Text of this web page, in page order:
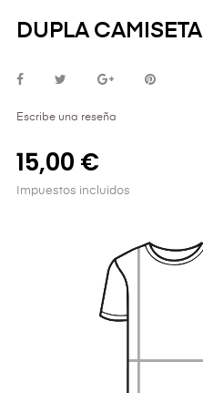
DUPLA CAMISETA
Escribe una reseña
15,00 €
Impuestos incluidos